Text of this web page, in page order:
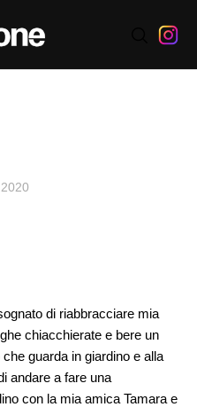
di riabbracciare mia
chiacchierate e bere un
guarda in giardino e alla
andare a fare una
con la mia amica Tamara e